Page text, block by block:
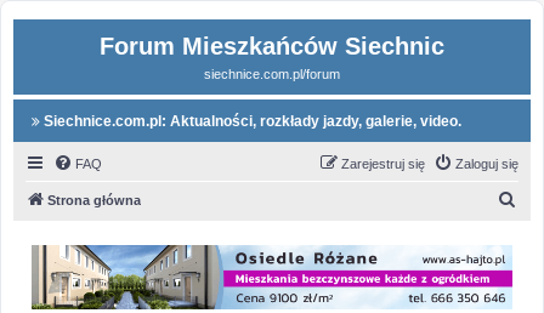
Forum Mieszkańców Siechnic
siechnice.com.pl/forum
Siechnice.com.pl: Aktualności, rozkłady jazdy, galerie, video.
FAQ Zaloguj się
Zarejestruj się
Strona główna